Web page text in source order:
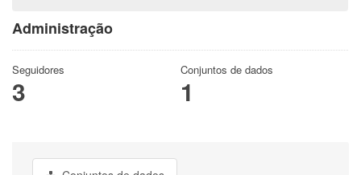
Administração
Seguidores
3
Conjuntos de dados
1